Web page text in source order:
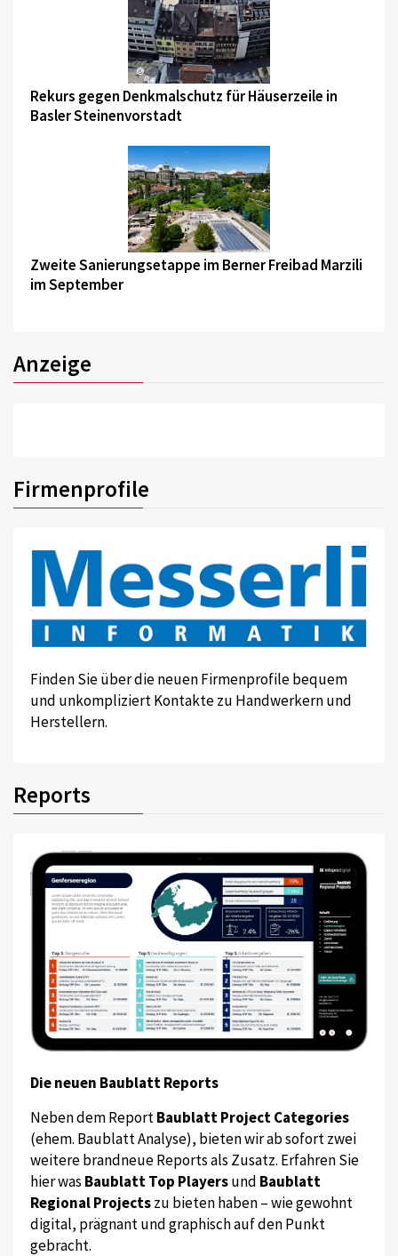
©
Rekurs gegen Denkmalschutz für Häuserzeile in
Basler Steinenvorstadt
©
Zweite Sanierungsetappe im Berner Freibad Marzili
im September
Anzeige
Firmenprofile
Finden Sie über die neuen Firmenprofile bequem
und unkompliziert Kontakte zu Handwerkern und
Herstellern.
Reports
Die neuen Baublatt Reports
Neben dem ReportBaublatt Project Categories
(ehem. Baublatt Analyse), bieten wir ab sofort zwei
weitere brandneue Reports als Zusatz. Erfahren Sie
hier was Baublatt Top Playersund Baublatt
Regional Projectszu bieten haben – wie gewohnt
digital, prägnant und graphisch auf den Punkt
gebracht.